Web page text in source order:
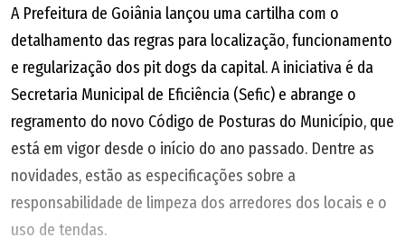
A Prefeitura de Goiânia lançou uma cartilha com o
detalhamento das regras para localização, funcionamento
e regularização dos pit dogs da capital. A iniciativa é da
Secretaria Municipal de Eficiência (Sefic) e abrange o
regramento do novo Código de Posturas do Município, que
está em vigor desde o início do ano passado. Dentre as
novidades, estão as especificações sobre a
responsabilidade de limpeza dos arredores dos locais e o
uso de tendas.